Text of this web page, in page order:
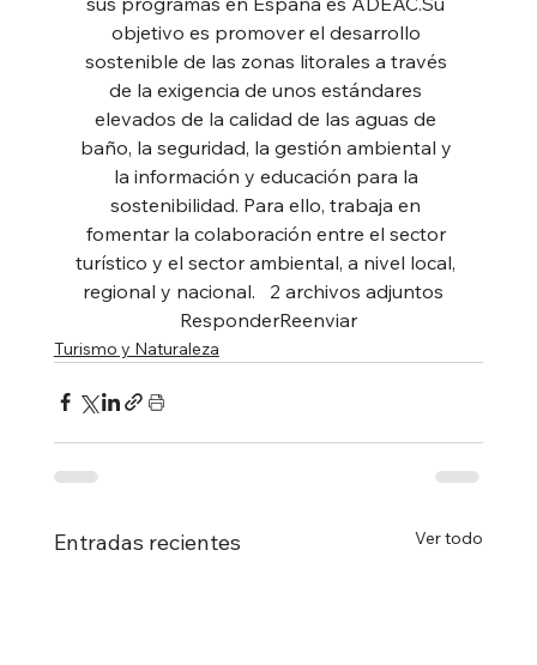
objetivo es promover el desarrollo
sostenible de las zonas litorales a través
de la exigencia de unos estándares
elevados de la calidad de las aguas de
baño, la seguridad, la gestión ambiental y
la información y educación para la
sostenibilidad. Para ello, trabaja en
fomentar la colaboración entre el sector
turístico y el sector ambiental, a nivel local,
regional y nacional.   2 archivos adjuntos
ResponderReenviar
Turismo y Naturaleza
Entradas recientes Ver todo